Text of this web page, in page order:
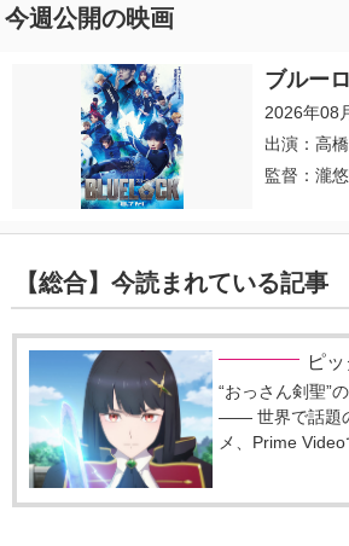
今週公開の映画
ブルー
2026年08
出演：高
監督：瀧
【総合】今読まれている記事
ピ
“おっさん剣聖”
―― 世界で話題
メ、Prime